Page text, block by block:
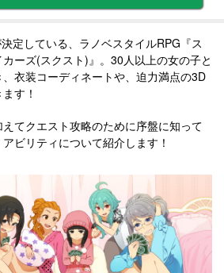
定している、ラノベスタイルRPG『ス
ーズ(スクスト)』。30人以上の女の子と
衣装コーディネートや、迫力満点の3D
す！
てクエスト攻略のために序盤に知って
ビリティについて紹介します！